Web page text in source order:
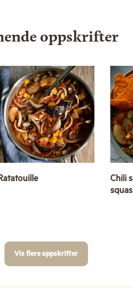
oppskrifter
Chili
Vis flere oppskrifter